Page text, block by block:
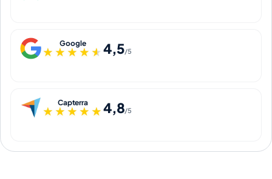
Google
★★★★★
★★★★★ 4,5/5
Capterra
★★★★★
★★★★★4,8/5